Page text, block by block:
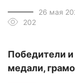
26 мая
202
Победители
медали,